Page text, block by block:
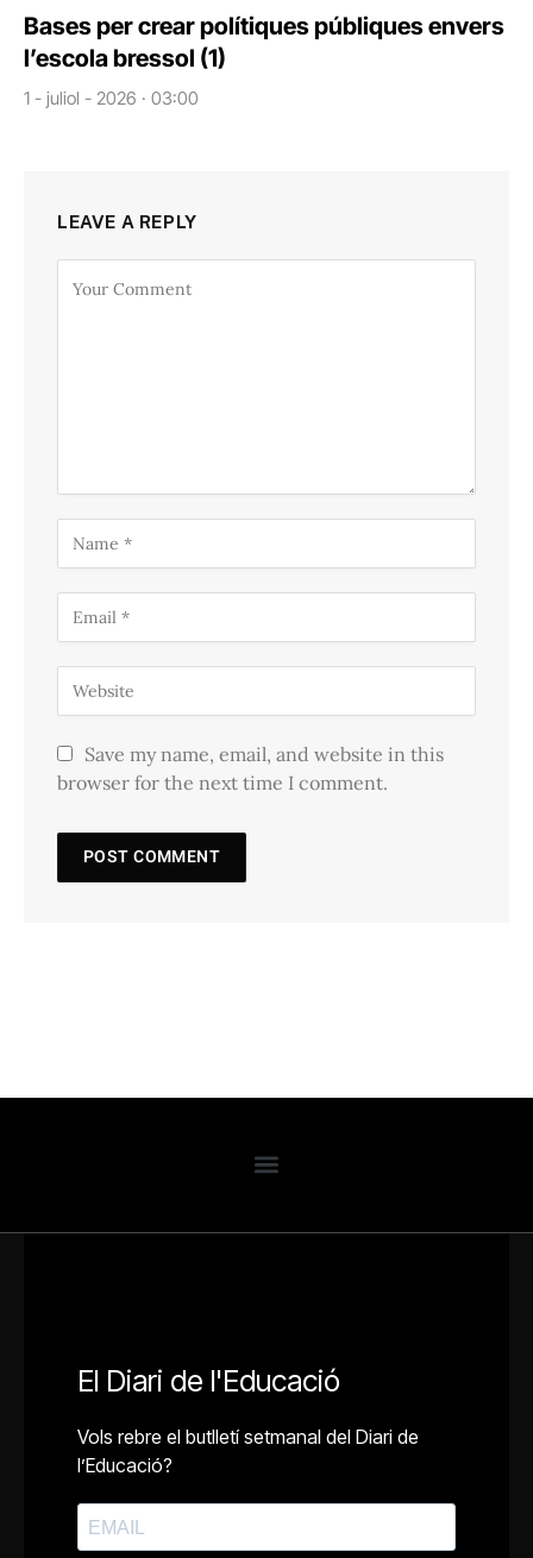
Bases per crear polítiques públiques envers
l’escola bressol (1)
1 - juliol - 2026 · 03:00
LEAVE A REPLY
Save my name, email, and website in this
browser for the next time I comment.